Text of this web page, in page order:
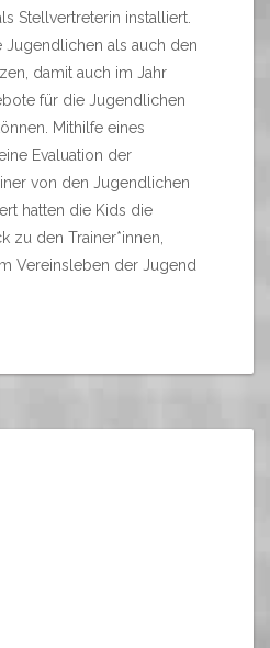
Stellvertreterin installiert.
als auch den
damit auch im Jahr
für die Jugendlichen
Mithilfe eines
Evaluation der
von den Jugendlichen
hatten die Kids die
zu den Trainer*innen,
Vereinsleben der Jugend